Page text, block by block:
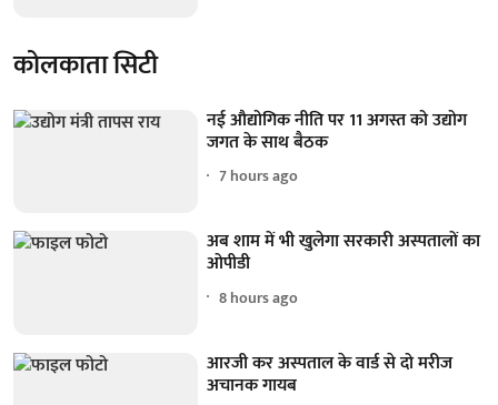
कोलकाता सिटी
नई औद्योगिक नीति पर 11 अगस्त को उद्योग
जगत के साथ बैठक
7 hours ago
अब शाम में भी खुलेगा सरकारी अस्पतालों का
ओपीडी
8 hours ago
आरजी कर अस्पताल के वार्ड से दो मरीज
अचानक गायब